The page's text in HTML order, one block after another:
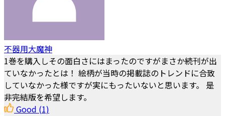
不器用大魔神
1巻を購入しその面白さにはまったのですがまさか続刊が出
ていなかったとは！ 絵柄が当時の掲載誌のトレンドに合致
していなかった様ですが実にもったいないと思います。 是
非完結版を希望します。
Good (1)